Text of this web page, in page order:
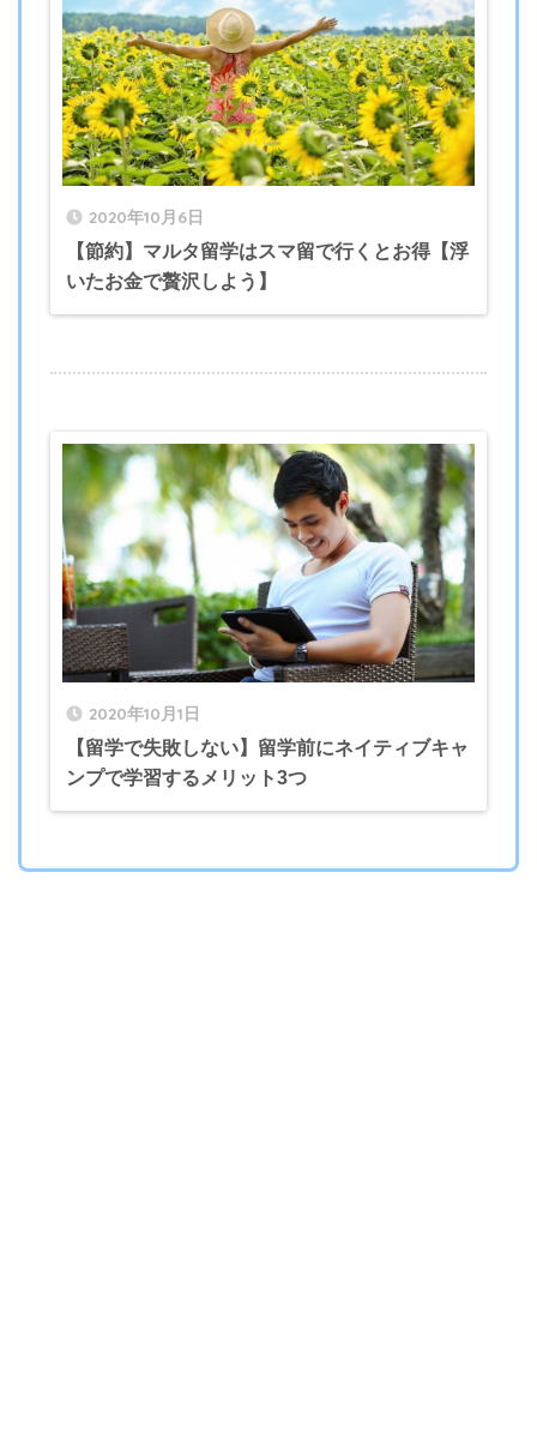
2020年10月6日
【節約】マルタ留学はスマ留で行くとお得【浮
いたお金で贅沢しよう】
2020年10月1日
【留学で失敗しない】留学前にネイティブキャ
ンプで学習するメリット3つ